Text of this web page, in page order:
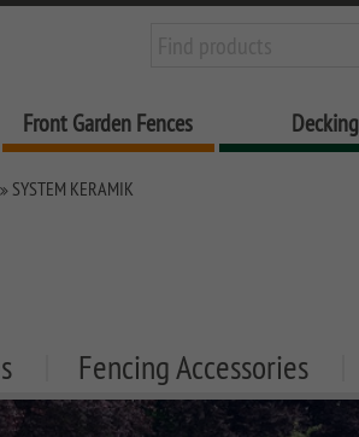
Front Garden Fences Decking
SYSTEM KERAMIK
Fencing Accessories